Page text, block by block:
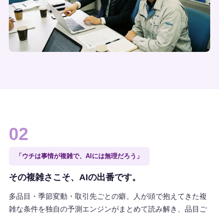
02
「ウチは事情が複雑で、AIには無理だろう」
その複雑さこそ、AIの出番です。
多品目・季節変動・取引先ごとの癖。人が頭で抱えてきた複
雑な条件を独自の予測エンジンがまとめて読み解き、品目ご